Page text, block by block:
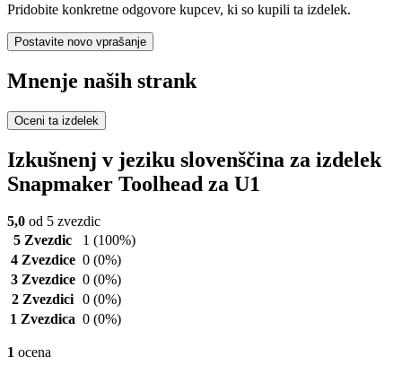
Pridobite konkretne odgovore kupcev, ki so kupili ta izdelek.
Postavite novo vprašanje
Mnenje naših strank
Oceni ta izdelek
Izkušnenj v jeziku slovenščina za izdelek
Snapmaker Toolhead za U1
5,0 od 5 zvezdic
5 Zvezdic
1 (100%)
4 Zvezdice 0 (0%)
3 Zvezdice 0 (0%)
2 Zvezdici 0 (0%)
1 Zvezdica 0 (0%)
1 ocena